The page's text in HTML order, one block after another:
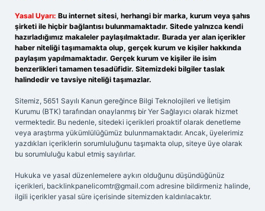
Yasal Uyarı: Bu internet sitesi, herhangi bir marka, kurum veya şahıs
şirketi ile hiçbir bağlantısı bulunmamaktadır. Sitede yalnızca kendi
hazırladığımız makaleler paylaşılmaktadır. Burada yer alan içerikler
haber niteliği taşımamakta olup, gerçek kurum ve kişiler hakkında
paylaşım yapılmamaktadır. Gerçek kurum ve kişiler ile isim
benzerlikleri tamamen tesadüfidir. Sitemizdeki bilgiler taslak
halindedir ve tavsiye niteliği taşımazlar.
Sitemiz, 5651 Sayılı Kanun gereğince Bilgi Teknolojileri ve İletişim
Kurumu (BTK) tarafından onaylanmış bir Yer Sağlayıcı olarak hizmet
vermektedir. Bu nedenle, sitedeki içerikleri proaktif olarak denetleme
veya araştırma yükümlülüğümüz bulunmamaktadır. Ancak, üyelerimiz
yazdıkları içeriklerin sorumluluğunu taşımakta olup, siteye üye olarak
bu sorumluluğu kabul etmiş sayılırlar.
Hukuka ve yasal düzenlemelere aykırı olduğunu düşündüğünüz
içerikleri, backlinkpanelicomtr@gmail.com adresine bildirmeniz halinde,
ilgili içerikler yasal süre içerisinde sitemizden kaldırılacaktır.